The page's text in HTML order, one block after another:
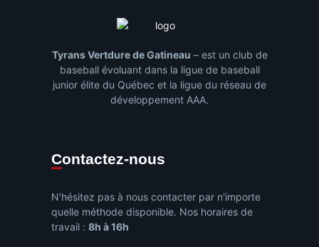
Tyrans Vertdure de Gatineau – est un club de
baseball évoluant dans la ligue de baseball
junior élite du Québec et la ligue du réseau de
développement AAA.
Contactez-nous
N'hésitez pas à nous contacter par n'importe
quelle méthode disponible. Nos horaires de
travail : 8h à 16h